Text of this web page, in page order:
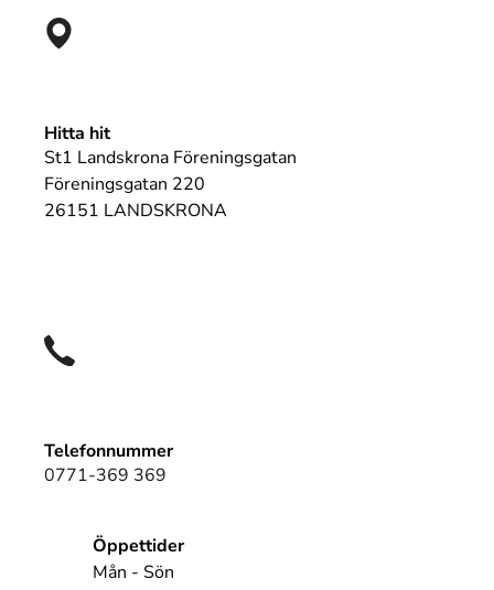
Hitta hit
St1 Landskrona Föreningsgatan
Föreningsgatan 220
26151 LANDSKRONA
Telefonnummer
0771-369 369
Öppettider
Mån - Sön